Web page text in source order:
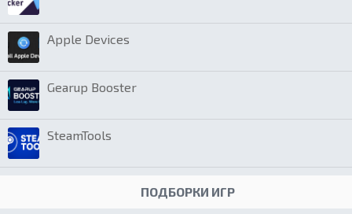
Apple Devices
Gearup Booster
SteamTools
ПОДБОРКИ ИГР